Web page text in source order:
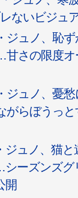
ないビジュ
ジュノ、恥
甘さの限度
ジュノ、憂
がらぼうっ
ジュノ、猫
ーズンズグ
開